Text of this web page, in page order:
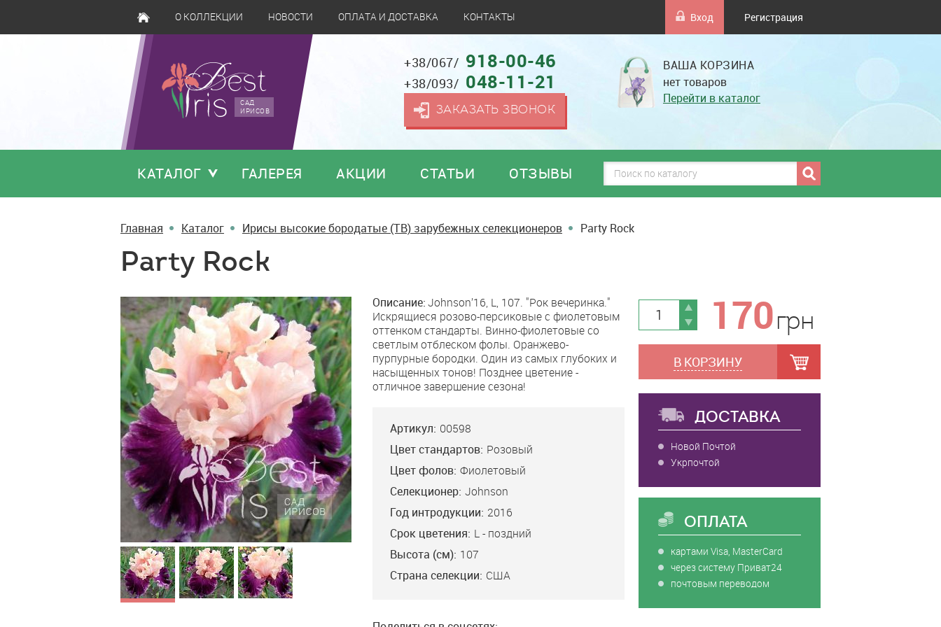
О КОЛЛЕКЦИИ НОВОСТИ ОПЛАТА И ДОСТАВКА КОНТАКТЫ Вход Регистрация
САД
ИРИСОВ
+38/067/ 918-00-46
+38/093/ 048-11-21
ЗАКАЗАТЬ ЗВОНОК
ВАША КОРЗИНА
нет товаров
Перейти в каталог
КАТАЛОГ ГАЛЕРЕЯ АКЦИИ СТАТЬИ ОТЗЫВЫ
Главная Каталог Ирисы высокие бородатые (TB) зарубежных селекционеров Party Rock
Party Rock
Party
Rock
Описание:Johnson’16, L, 107. "Рок вечеринка."
Искрящиеся розово-персиковые с фиолетовым
оттенком стандарты. Винно-фиолетовые со
светлым отблеском фолы. Оранжево-
пурпурные бородки. Один из самых глубоких и
насыщенных тонов! Позднее цветение -
отличное завершение сезона!
Артикул: 00598
Цвет стандартов: Розовый
Цвет фолов: Фиолетовый
Селекционер: Johnson
Год интродукции: 2016
Срок цветения: L - поздний
Высота (см): 107
Страна селекции: США
грн
170грн
В КОРЗИНУ
ДОСТАВКА
Новой Почтой
Укрпочтой
ОПЛАТА
картами Visa, MasterCard
через систему Приват24
почтовым переводом
Fluent Mandarin
Blyth'06, ЕМ,
91. Насыщенно-
розовые, глянцевые